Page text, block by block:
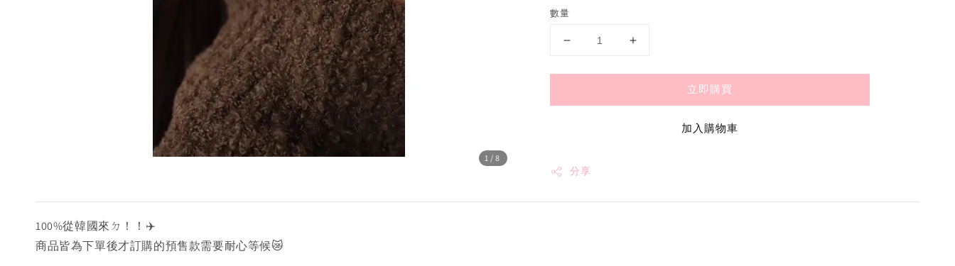
1 /8
數量
立即購買
加入購物車
分享
100%從韓國來ㄉ！！✈️
商品皆為下單後才訂購的預售款需要耐心等候😿